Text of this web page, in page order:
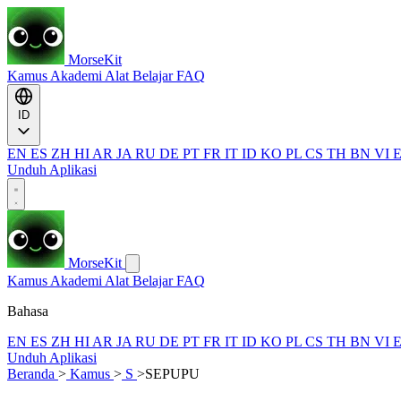
MorseKit
Kamus Akademi Alat BelajarFAQ
EN ES ZH HI AR JA RU DE PT FR IT ID KO PL CS TH BN VI
Unduh Aplikasi
MorseKit
Kamus Akademi Alat BelajarFAQ
Bahasa
EN ES ZH HI AR JA RU DE PT FR IT ID KO PL CS TH BN VI
Unduh Aplikasi
Beranda > Kamus > S >SEPUPU